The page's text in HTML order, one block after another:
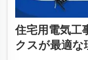
住宅用電気工
クスが最適な